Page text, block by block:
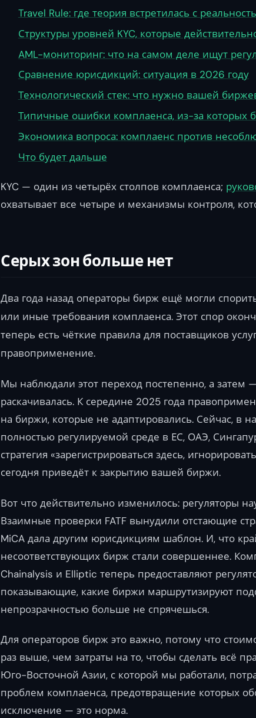
Travel Rule: где теория встретилась с
Структуры уровней KYC, которые
AML-мониторинг: что на самом деле ищут
Сравнение юрисдикций: ситуация в 2026 году
Технологический стек: что нужно вашей
Типичные ошибки комплаенса, из-за которых
Экономика вопроса: комплаенс против
Что будет дальше
KYC — один из четырёх столпов комплаенса;
охватывает все четыре и механизмы контроля,
Серых зон больше нет
Два года назад операторы бирж ещё могли
или иные требования комплаенса. Этот спор
теперь есть чёткие правила для поставщиков
правоприменение.
Мы наблюдали этот переход постепенно, а затем
раскачивалась. К середине 2025 года
на биржи, которые не адаптировались. Сейчас, в
полностью регулируемой среде в ЕС, ОАЭ,
стратегия «зарегистрироваться здесь,
сегодня приведёт к закрытию вашей биржи.
Вот что действительно изменилось: регуляторы
Взаимные проверки FATF вынудили отстающие
MiCA дала другим юрисдикциям шаблон. И, что
несоответствующих бирж стали совершеннее.
Chainalysis и Elliptic теперь предоставляют
показывающие, какие биржи маршрутизируют
непрозрачностью больше не спрячешься.
Для операторов бирж это важно, потому что
раз выше, чем затраты на то, чтобы сделать всё
Юго-Восточной Азии, с которой мы работали,
проблем комплаенса, предотвращение которых
исключение — это норма.